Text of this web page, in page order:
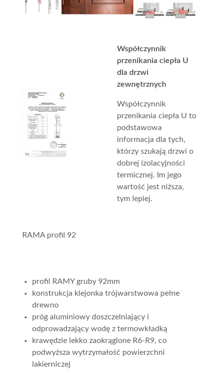
Współczynnik
przenikania ciepła U
dla drzwi
zewnętrznych
Współczynnik
przenikania ciepła U to
podstawowa
informacja dla tych,
którzy szukają drzwi o
dobrej izolacyjności
termicznej. Im jego
wartość jest niższa,
tym lepiej.
RAMA profil 92
profil RAMY gruby 92mm
konstrukcja klejonka trójwarstwowa pełne
drewno
próg aluminiowy doszczelniający i
odprowadzający wodę z termowkładką
krawędzie lekko zaokrąglone R6-R9, co
podwyższa wytrzymałość powierzchni
lakierniczej